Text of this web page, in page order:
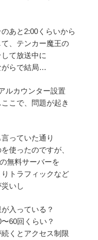
あと2:00くらいから
、テンカー魔王の
て放送中に
がらで結局…
ルカウンター設置
こで、問題が起き
っていた通り
使ったのですが、
無料サーバーを
トラフィックなど
いし
入っている？
60回くらい？
くとアクセス制限